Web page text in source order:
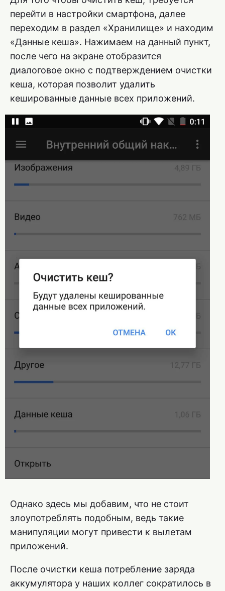
перейти в настройки смартфона, далее
переходим в раздел «Хранилище» и находим
«Данные кеша». Нажимаем на данный пункт,
после чего на экране отобразится
диалоговое окно с подтверждением очистки
кеша, которая позволит удалить
кешированные данные всех приложений.
Однако здесь мы добавим, что не стоит
злоупотреблять подобным, ведь такие
манипуляции могут привести к вылетам
приложений.
После очистки кеша потребление заряда
аккумулятора у наших коллег сократилось в